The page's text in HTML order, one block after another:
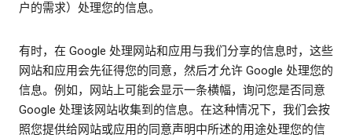
户的需求）处理您的信息。
有时，在 Google 处理网站和应用与我们分享的信息时，这些
网站和应用会先征得您的同意，然后才允许 Google 处理您的
信息。例如，网站上可能会显示一条横幅，询问您是否同意
Google 处理该网站收集到的信息。在这种情况下，我们会按
照您提供给网站或应用的同意声明中所述的用途处理您的信